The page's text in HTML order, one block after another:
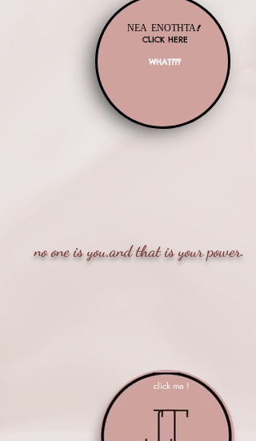
ΝΕΑ ΕΝΟΤΗΤΑ!
CLICK HERE
WHAT???
no one is you,and that is your power.
click me !